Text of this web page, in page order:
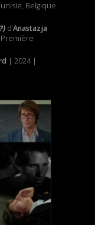
Belgique
d’Anastazja
| 2024 |